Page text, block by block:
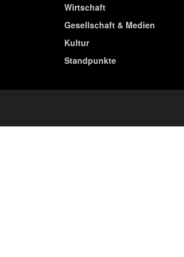
Wirtschaft
Gesellschaft & Medien
Kultur
Standpunkte